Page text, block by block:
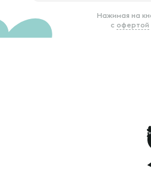
Нажимая на
с офертой